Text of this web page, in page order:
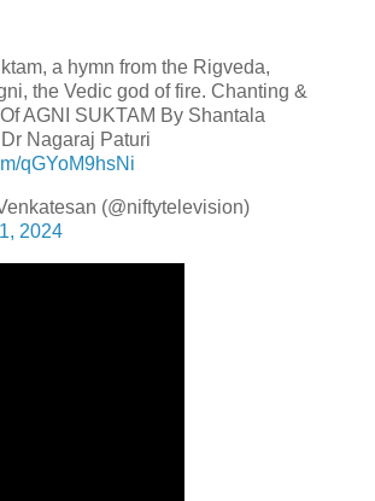
a hymn from the Rigveda,
the Vedic god of fire. Chanting &
AGNI SUKTAM By Shantala
Nagaraj Paturi
qGYoM9hsNi
(@niftytelevision)
2024